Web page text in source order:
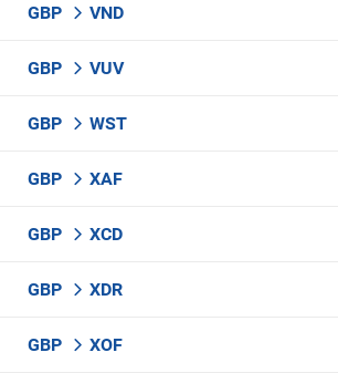
GBP VND
GBP VUV
GBP WST
GBP XAF
GBP XCD
GBP XDR
GBP XOF